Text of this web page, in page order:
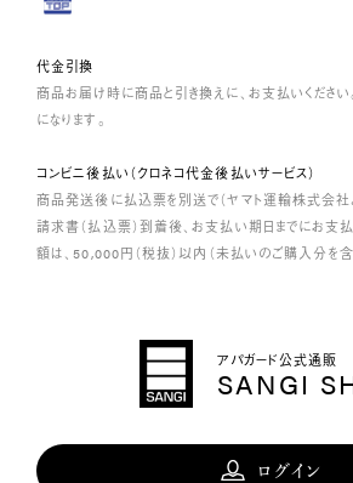
代金引換
商品お届け時に商品と引き換えに、お支払いくださ
になります。
コンビニ後払い（クロネコ代金後払いサービス）
商品発送後に払込票を別送で（ヤマト運輸株式会社よ
請求書（払込票）到着後、お支払い期日までにお支
額は、50,000円（税抜）以内（未払いのご購入分を含
アパガード公式通販
SANGI
ログイン